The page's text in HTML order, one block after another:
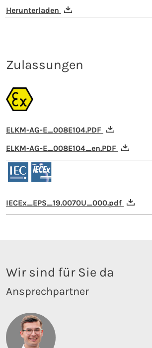
Herunterladen
Zulassungen
ELKM-AG-E_008E104.PDF
ELKM-AG-E_008E104_en.PDF
IECEx_EPS_19.0070U_000.pdf
Wir sind für Sie da
Ansprechpartner